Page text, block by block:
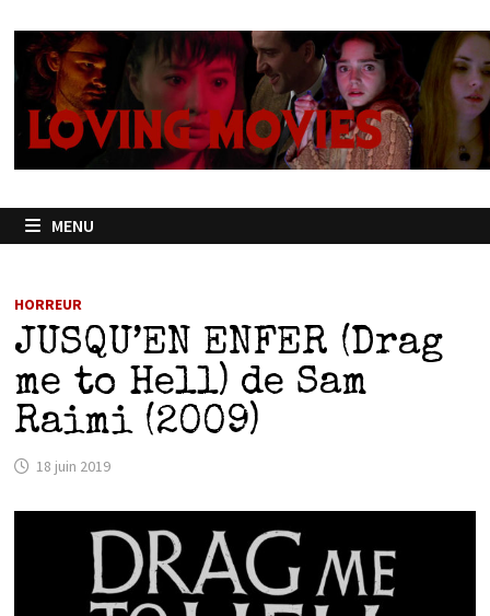
contenu
MENU
HORREUR
JUSQU’EN ENFER (Drag
me to Hell) de Sam
Raimi (2009)
18 juin 2019